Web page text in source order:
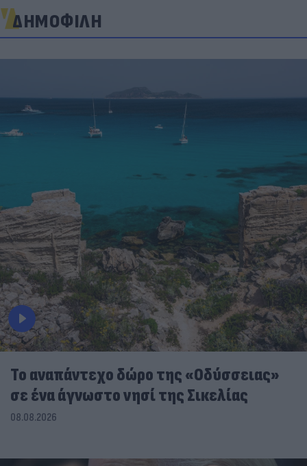
ΔΗΜΟΦΙΛΗ
To αναπάντεχο δώρο της «Οδύσσειας»
σε ένα άγνωστο νησί της Σικελίας
08.08.2026